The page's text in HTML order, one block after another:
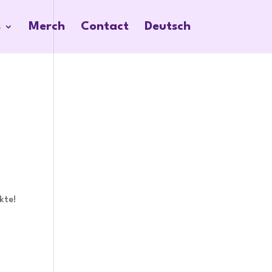
Merch Contact Deutsch